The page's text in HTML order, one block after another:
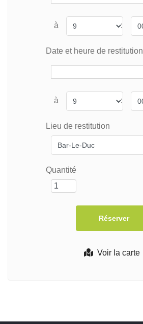
Voir la carte
à :
Date et heure de restitution
à :
Lieu de restitution
Quantité